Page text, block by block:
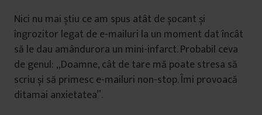
Nici nu mai știu ce am spus atât de șocant și
îngrozitor legat de e-mailuri la un moment dat încât
să le dau amândurora un mini-infarct. Probabil ceva
de genul: „Doamne, cât de tare mă poate stresa să
scriu și să primesc e-mailuri non-stop. Îmi provoacă
ditamai anxietatea”.